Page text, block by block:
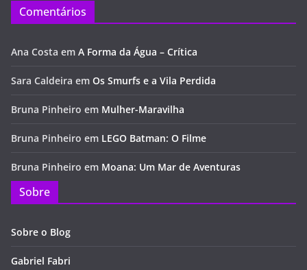
Comentários
Ana Costa em A Forma da Água – Crítica
Sara Caldeira em Os Smurfs e a Vila Perdida
Bruna Pinheiro em Mulher-Maravilha
Bruna Pinheiro em LEGO Batman: O Filme
Bruna Pinheiro em Moana: Um Mar de Aventuras
Sobre
Sobre o Blog
Gabriel Fabri